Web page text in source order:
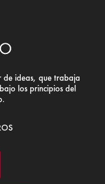
de ideas, que trabaja
los principios del